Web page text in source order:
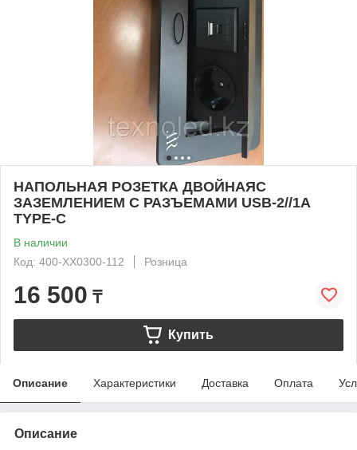
НАПОЛЬНАЯ РОЗЕТКА ДВОЙНАЯС
ЗАЗЕМЛЕНИЕМ С РАЗЪЕМАМИ USB-2//1A
TYPE-C
В наличии
Код: 400-XX0300-112
Розница
16 500 ₸
Купить
Описание Характеристики Доставка Оплата
Описание